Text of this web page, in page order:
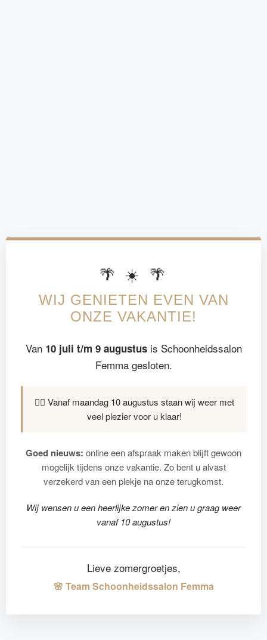
🌴 ☀️ 🌴
WIJ GENIETEN EVEN VAN
ONZE VAKANTIE!
Van 10 juli t/m 9 augustusis Schoonheidssalon
Femma gesloten.
💆‍♀️ Vanaf maandag 10 augustus staan wij weer met
veel plezier voor u klaar!
Goed nieuws: online een afspraak maken blijft gewoon
mogelijk tijdens onze vakantie. Zo bent u alvast
verzekerd van een plekje na onze terugkomst.
Wij wensen u een heerlijke zomer en zien u graag weer
vanaf 10 augustus!
Lieve zomergroetjes,
🌸 Team Schoonheidssalon Femma